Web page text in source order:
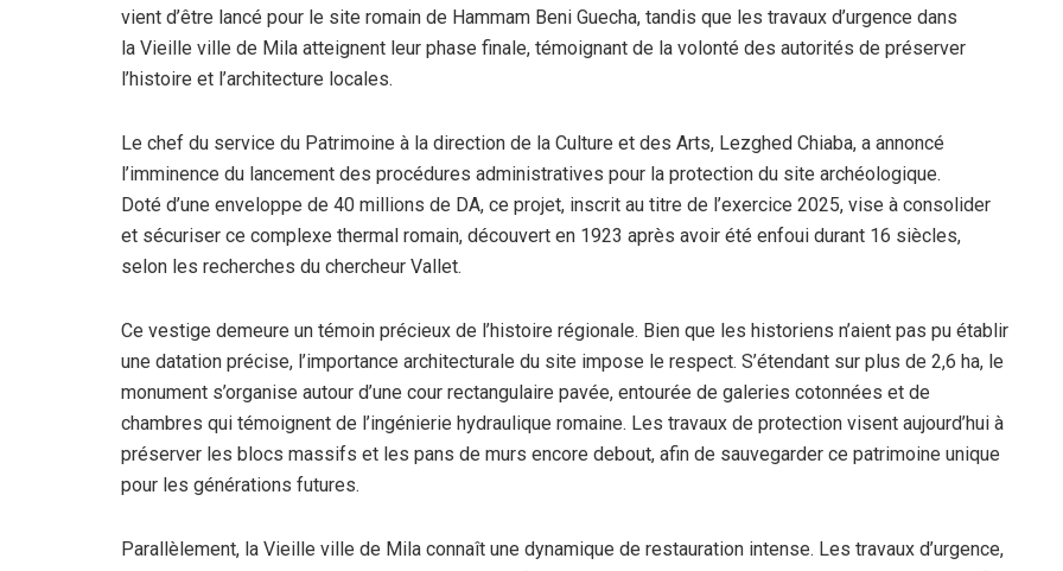
vient d’être lancé pour le site romain de Hammam Beni Guecha, tandis que les travaux d’urgence dans
la Vieille ville de Mila atteignent leur phase finale, témoignant de la volonté des autorités de préserver
l’histoire et l’architecture locales.
Le chef du service du Patrimoine à la direction de la Culture et des Arts, Lezghed Chiaba, a annoncé
l’imminence du lancement des procédures administratives pour la protection du site archéologique.
Doté d’une enveloppe de 40 millions de DA, ce projet, inscrit au titre de l’exercice 2025, vise à consolider
et sécuriser ce complexe thermal romain, découvert en 1923 après avoir été enfoui durant 16 siècles,
selon les recherches du chercheur Vallet.
Ce vestige demeure un témoin précieux de l’histoire régionale. Bien que les historiens n’aient pas pu établir
une datation précise, l’importance architecturale du site impose le respect. S’étendant sur plus de 2,6 ha, le
monument s’organise autour d’une cour rectangulaire pavée, entourée de galeries cotonnées et de
chambres qui témoignent de l’ingénierie hydraulique romaine. Les travaux de protection visent aujourd’hui à
préserver les blocs massifs et les pans de murs encore debout, afin de sauvegarder ce patrimoine unique
pour les générations futures.
Parallèlement, la Vieille ville de Mila connaît une dynamique de restauration intense. Les travaux d’urgence,